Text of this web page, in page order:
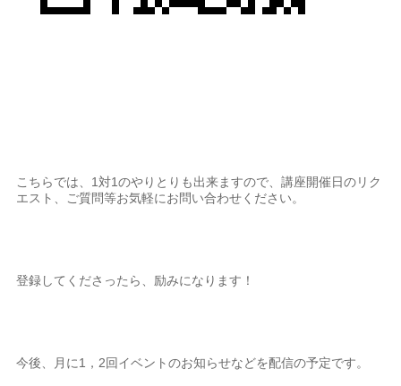
こちらでは、1対1のやりとりも出来ますので、講座開催日のリク
エスト、ご質問等お気軽にお問い合わせください。
登録してくださったら、励みになります！
今後、月に1，2回イベントのお知らせなどを配信の予定です。